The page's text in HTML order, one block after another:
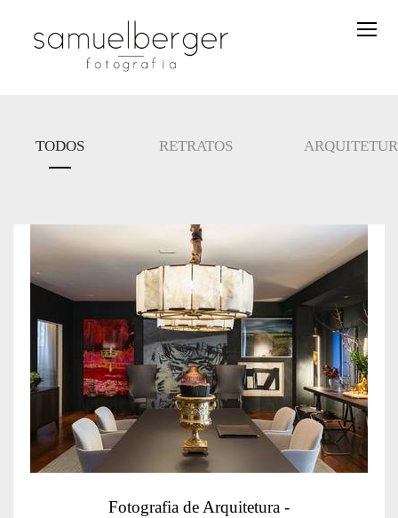
TODOS RETRATOS
Fotografia de Arquitetura -